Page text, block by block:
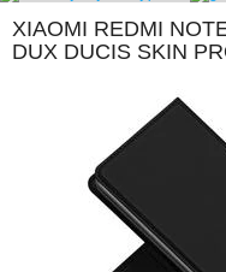
XIAOMI REDMI
DUX DUCIS SKIN